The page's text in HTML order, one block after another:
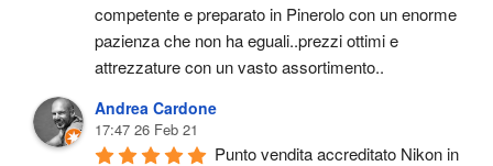
competente e preparato in Pinerolo con un enorme
pazienza che non ha eguali..prezzi ottimi e
attrezzature con un vasto assortimento..
Andrea Cardone
17:47 26 Feb 21
Punto vendita accreditato Nikon in